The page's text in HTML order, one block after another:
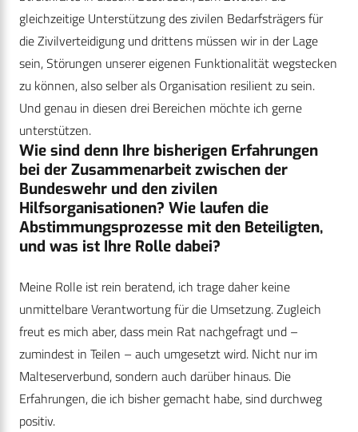
gleichzeitige Unterstützung des zivilen Bedarfsträgers für
die Zivilverteidigung und drittens müssen wir in der Lage
sein, Störungen unserer eigenen Funktionalität wegstecken
zu können, also selber als Organisation resilient zu sein.
Und genau in diesen drei Bereichen möchte ich gerne
unterstützen.
Wie sind denn Ihre bisherigen Erfahrungen
bei der Zusammenarbeit zwischen der
Bundeswehr und den zivilen
Hilfsorganisationen? Wie laufen die
Abstimmungsprozesse mit den Beteiligten,
und was ist Ihre Rolle dabei?
Meine Rolle ist rein beratend, ich trage daher keine
unmittelbare Verantwortung für die Umsetzung. Zugleich
freut es mich aber, dass mein Rat nachgefragt und –
zumindest in Teilen – auch umgesetzt wird. Nicht nur im
Malteserverbund, sondern auch darüber hinaus. Die
Erfahrungen, die ich bisher gemacht habe, sind durchweg
positiv.